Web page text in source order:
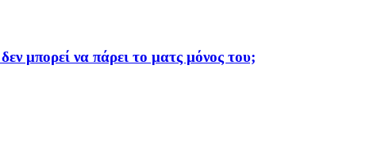
μπορεί να πάρει το ματς μόνος του;